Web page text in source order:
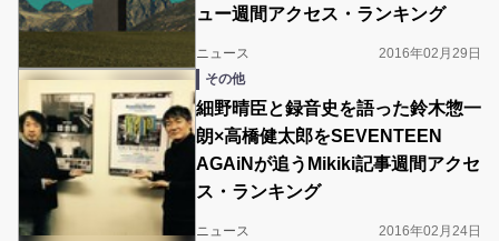
ュー週間アクセス・ランキング
ニュース
2016年02月29日
その他
細野晴臣と録音史を語った鈴木惣一
朗×高橋健太郎をSEVENTEEN
AGAiNが追うMikiki記事週間アクセ
ス・ランキング
ニュース
2016年02月24日